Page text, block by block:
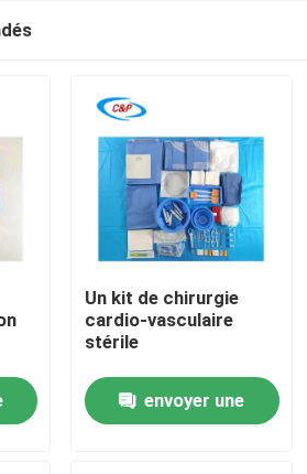
Un kit de chirurgie
cardio-vasculaire
stérile
envoyer une